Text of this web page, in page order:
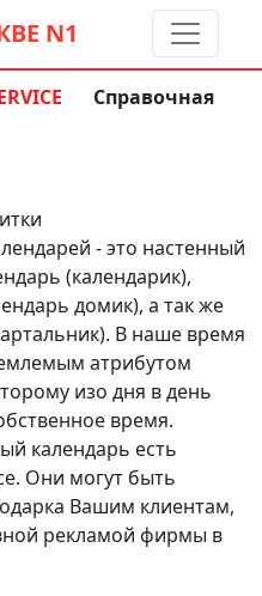
N1
Обратный звонок
Справочная
- это настенный
(календарик),
домик), а так же
В наше время
атрибутом
изо дня в день
время.
календарь есть
Они могут быть
Вашим клиентам,
рекламой фирмы в